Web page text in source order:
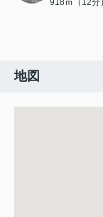
918ｍ（12分）
地図